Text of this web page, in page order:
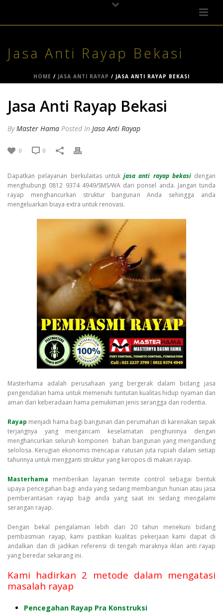
Jasa Anti Rayap Bekasi
HOME / JASA ANTI RAYAP / JASA ANTI RAYAP BEKASI
Jasa Anti Rayap Bekasi
ByMaster Hama Posted In Jasa Anti Rayap
0 0
Dapatkan pelayanan berkulaitas untuk jasa anti rayap bekasidengan
menghubungi 0812 9374 4949/SMS/WA dari ponsel anda. Jangan tunda
rayap menghancurkan struktur bangunan Anda sehingga anda
mengeluarkan biaya extra untuk renovasi.
Masterhama adalah perusahaan yang bergerak dalam bidang jasa
pengendalian hama untuk memenuhi tuntutan kualitas hidup nyaman dan
aman dari keberadaan hama pemukiman jenis serangga dan rodentia.
Rayap menjadi hama bagi bangunan dan perumahan di karenakan sepak
terjangnya yang mengancam keselamatan penghuninya dengan
menghancurkan seluruh komponen bahan bangunan yang mengandung
selolosa. Kerugian ekonomis mencapai ratusan juta rupiah dalam setiap
tahunnya untuk mengganti struktur yang keropos di makan rayap.
Masterhama memberikan layanan termite control sebagai bentuk
upaya pencegahan bagi anda yang sedang membangun hunian atau jasa
pemberantasan rayap bagi anda yang saat ini sedang mengalami
serangan rayap.
Dengan bekal pengalaman lebih dari 20 tahun menekuni bidang
pembasmian rayap, kami pastikan kualitas pekerjaan kami dapat di
andalkan dan di jadikan referensi di tengah maraknya iklan anti rayap
yang beredar sekarang ini.
Kami hadirkan 2 metode dalam mengatasi
masalah rayap
Pencegahan Rayap Pra Konstruksi